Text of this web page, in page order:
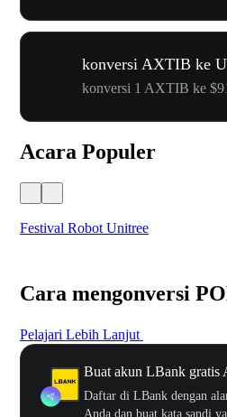
konversi AXTIB ke
konversi 1 AXTIB ke
Acara Populer
Festival Robot Unitree
Cara mengonversi
Pelajari Lebih Lanjut
Buat akun LBank gratis
Daftar di LBank dengan
Anda,dan buat kata sandi